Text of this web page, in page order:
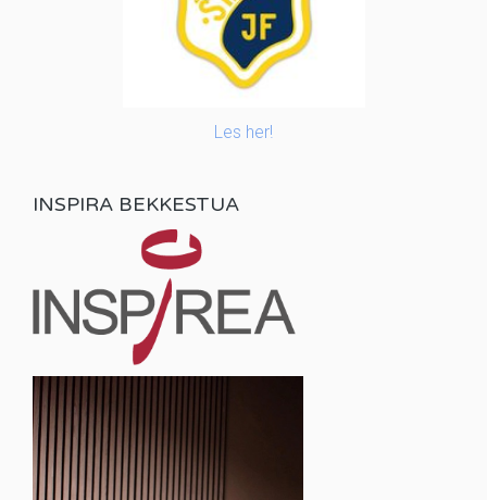
Les her!
INSPIRA BEKKESTUA